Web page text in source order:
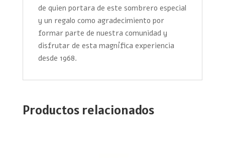
de quien portara de este sombrero especial
y un regalo como agradecimiento por
formar parte de nuestra comunidad y
disfrutar de esta magnífica experiencia
desde 1968.
Productos relacionados